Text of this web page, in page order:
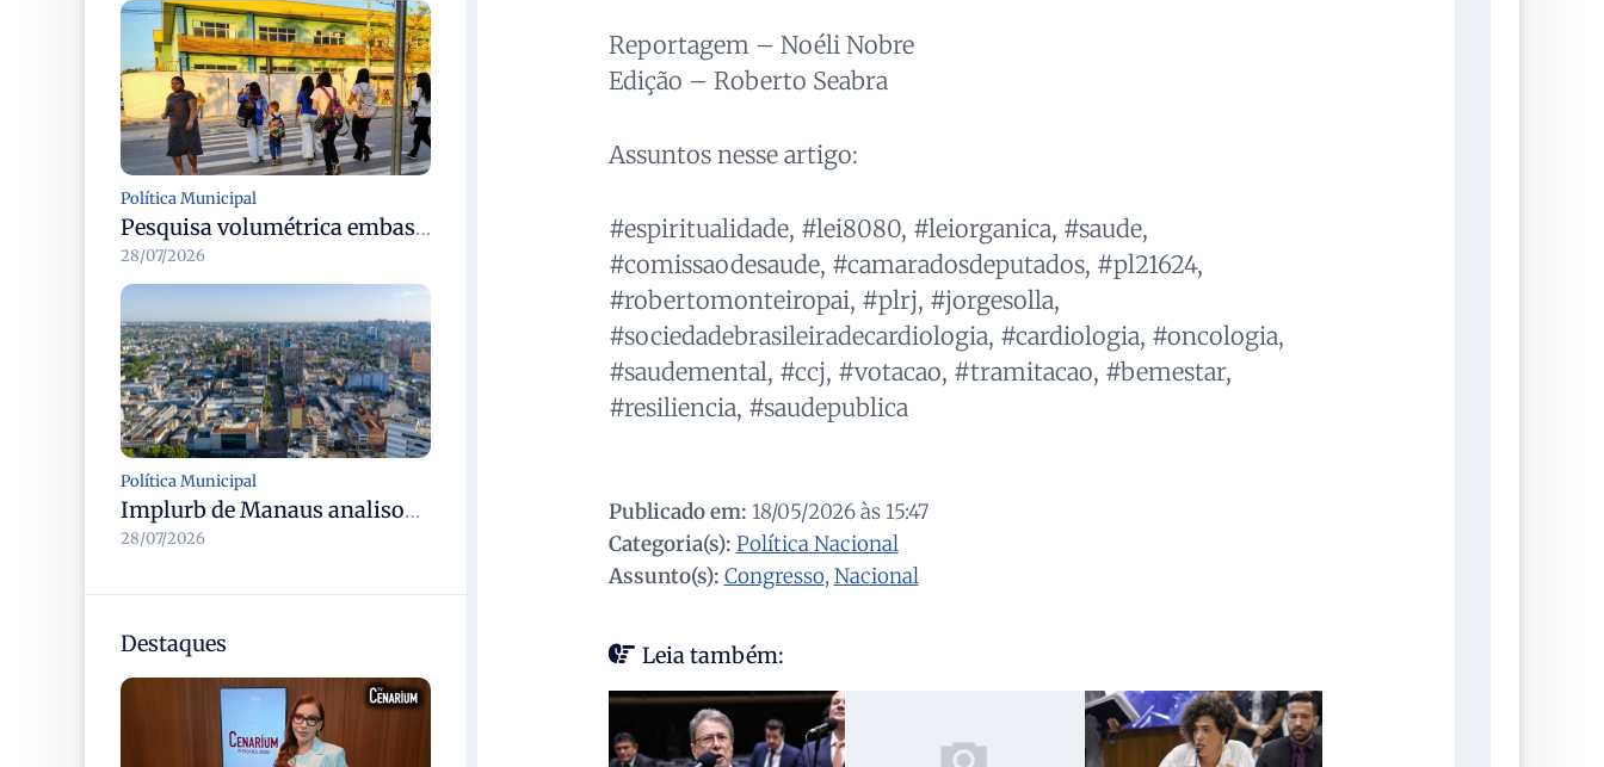
Política Municipal
Pesquisa volumétrica embasa estudo para instalação de semáforo na avenida 7 de Maio em Manaus
28/07/2026
Política Municipal
Implurb de Manaus analisou 3,7 mil processos no primeiro semestre e acumula mais de 38,5 mil desde 2021
28/07/2026
Destaques
Reportagem – Noéli Nobre
Edição – Roberto Seabra
Assuntos nesse artigo:
#espiritualidade, #lei8080, #leiorganica, #saude,
#comissaodesaude, #camaradosdeputados, #pl21624,
#robertomonteiropai, #plrj, #jorgesolla,
#sociedadebrasileiradecardiologia, #cardiologia, #oncologia,
#saudemental, #ccj, #votacao, #tramitacao, #bemestar,
#resiliencia, #saudepublica
Publicado em: 18/05/2026 às 15:47
Categoria(s): Política Nacional
Assunto(s): Congresso, Nacional
Leia também: